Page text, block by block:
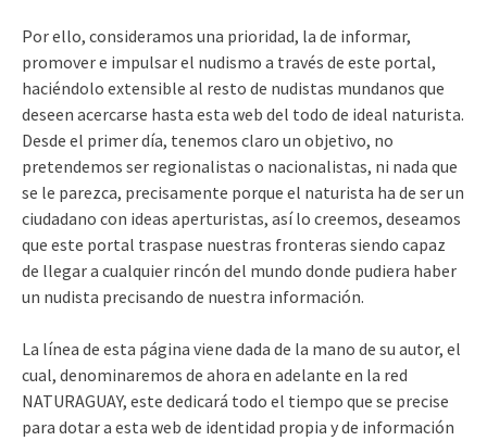
Por ello, consideramos una prioridad, la de informar,
promover e impulsar el nudismo a través de este portal,
haciéndolo extensible al resto de nudistas mundanos que
deseen acercarse hasta esta web del todo de ideal naturista.
Desde el primer día, tenemos claro un objetivo, no
pretendemos ser regionalistas o nacionalistas, ni nada que
se le parezca, precisamente porque el naturista ha de ser un
ciudadano con ideas aperturistas, así lo creemos, deseamos
que este portal traspase nuestras fronteras siendo capaz
de llegar a cualquier rincón del mundo donde pudiera haber
un nudista precisando de nuestra información.
La línea de esta página viene dada de la mano de su autor, el
cual, denominaremos de ahora en adelante en la red
NATURAGUAY, este dedicará todo el tiempo que se precise
para dotar a esta web de identidad propia y de información